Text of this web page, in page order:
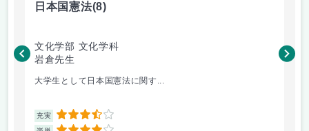
日本国憲法(8)
文化学部 文化学科
岩倉先生
大学生として日本国憲法に関す...
充実 3.5
吉